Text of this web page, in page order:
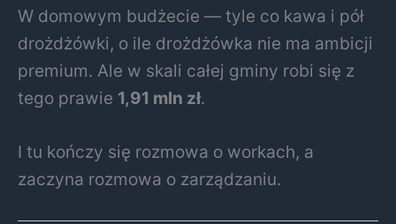
W domowym budżecie — tyle co kawa i pół
drożdżówki, o ile drożdżówka nie ma ambicji
premium. Ale w skali całej gminy robi się z
tego prawie 1,91 mln zł.
I tu kończy się rozmowa o workach, a
zaczyna rozmowa o zarządzaniu.